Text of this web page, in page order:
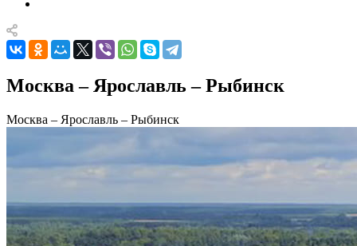
Москва – Ярославль – Рыбинск
Москва – Ярославль – Рыбинск